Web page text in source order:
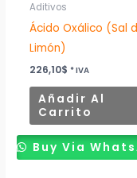
Aditivos
Ácido Oxálico (Sal
Limón)
226,10$ * IVA
Añadir Al
Carrito
Buy Via